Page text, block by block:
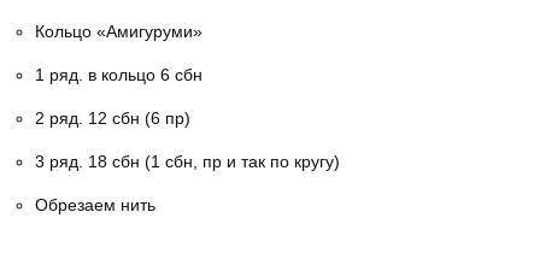
Кольцо «Амигуруми»
1 ряд. в кольцо 6 сбн
2 ряд. 12 сбн (6 пр)
3 ряд. 18 сбн (1 сбн, пр и так по кругу)
Обрезаем нить